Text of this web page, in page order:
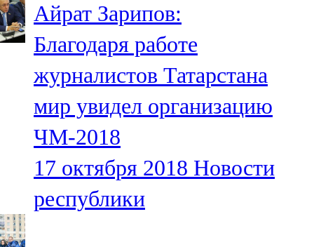
Сарман
107,8 FM
Теләче
106,1 FM
Түбән Кама
102,6 FM
Чирмешән
Айрат Зарипов:
Благодаря работе
журналистов Татарстана
мир увидел организацию
ЧМ-2018
17 октября 2018 Новости
республики